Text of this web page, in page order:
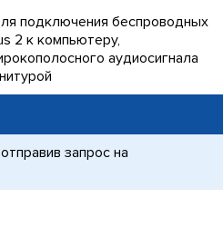
подключения беспроводных
2 к компьютеру,
аудиосигнала
запрос на